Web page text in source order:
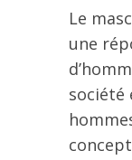
Le
une
société